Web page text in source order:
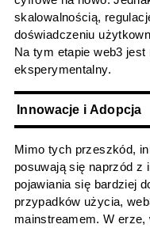
skalowalnością,
doświadczeniu
Na tym etapie web3
eksperymentalny.
Innowacje i Adopcja
Mimo tych przeszkód,
posuwają się naprzód z
pojawiania się bardziej
przypadków użycia,
mainstreamem. W